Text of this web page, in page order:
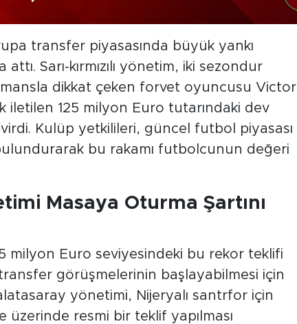
transfer piyasasında büyük yankı
Sarı-kırmızılı yönetim, iki sezondur
dikkat çeken forvet oyuncusu Victor
iletilen 125 milyon Euro tutarındaki dev
Kulüp yetkilileri, güncel futbol piyasası
bu rakamı futbolcunun değeri
Masaya Oturma Şartını
milyon Euro seviyesindeki bu rekor teklifi
görüşmelerinin başlayabilmesi için
yönetimi, Nijeryalı santrfor için
üzerinde resmi bir teklif yapılması